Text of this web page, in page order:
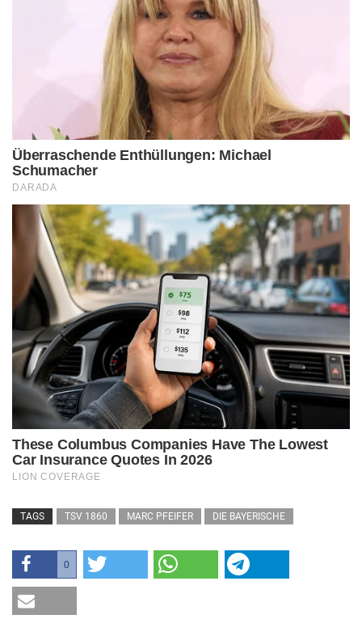
TAGS TSV 1860 MARC PFEIFER DIE BAYERISCHE
0